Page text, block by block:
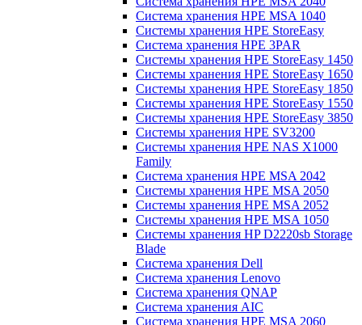
Система хранения HPE MSA 1040
Системы хранения HPE StoreEasy
Система хранения HPE 3PAR
Системы хранения HPE StoreEasy 1450
Системы хранения HPE StoreEasy 1650
Системы хранения HPE StoreEasy 1850
Системы хранения HPE StoreEasy 1550
Системы хранения HPE StoreEasy 3850
Системы хранения HPE SV3200
Системы хранения HPE NAS X1000
Family
Система хранения HPE MSA 2042
Системы хранения HPE MSA 2050
Системы хранения HPE MSA 2052
Системы хранения HPE MSA 1050
Системы хранения HP D2220sb Storage
Blade
Система хранения Dell
Система хранения Lenovo
Система хранения QNAP
Система хранения AIC
Система хранения HPE MSA 2060